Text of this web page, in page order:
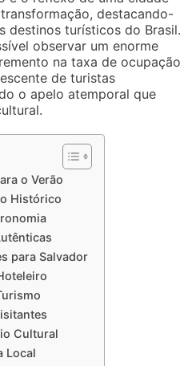
destacando-
destinos turísticos do Brasil.
observar um enorme
na taxa de ocupação
de turistas
o apelo atemporal que
o Verão
Histórico
para Salvador
Cultural
Local